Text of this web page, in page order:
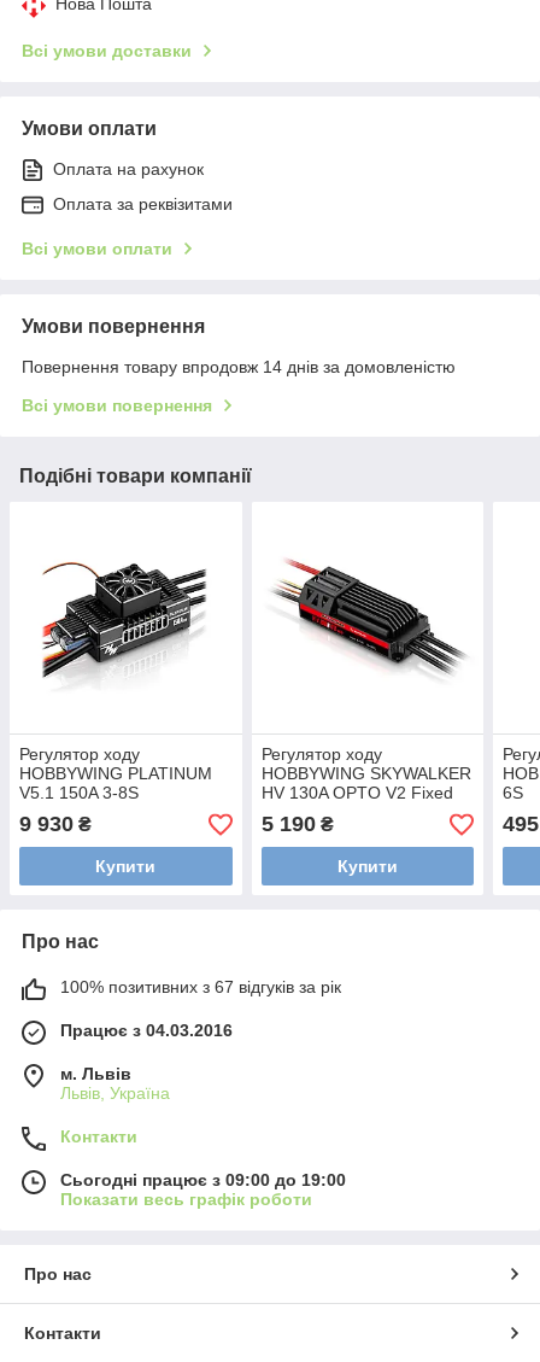
Всі умови доставки
Умови оплати
Оплата на рахунок
Оплата за реквізитами
Всі умови оплати
Умови повернення
Повернення товару впродовж 14 днів за домовленістю
Всі умови повернення
Подібні товари компанії
Регулятор ходу
HOBBYWING PLATINUM
V5.1 150A 3-8S
9 930 ₴
Купити
Регулятор ходу
HOBBYWING SKYWALKER
HV 130A OPTO V2 Fixed
Wing
5 190₴
Купити
6S
495
Про нас
100% позитивних з 67 відгуків за рік
Працює з 04.03.2016
м. Львів
Львів, Україна
Контакти
Сьогодні працює з 09:00 до 19:00
Показати весь графік роботи
Про нас
Контакти